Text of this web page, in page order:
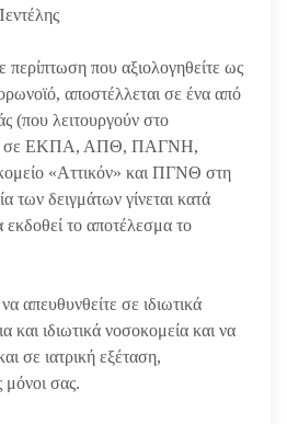
περίπτωση που αξιολογηθείτε ως
αποστέλλεται σε ένα από
(που λειτουργούν στο
σε ΕΚΠΑ, ΑΠΘ, ΠΑΓΝΗ,
«Αττικόν» και ΠΓΝΘ στη
των δειγμάτων γίνεται κατά
εκδοθεί το αποτέλεσμα το
απευθυνθείτε σε ιδιωτικά
και ιδιωτικά νοσοκομεία και να
σε ιατρική εξέταση,
μόνοι σας.